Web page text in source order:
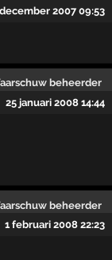
2007 09:53
25 januari 2008 14:44
1 februari 2008 22:23